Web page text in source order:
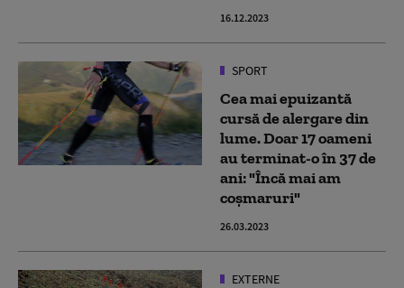
16.12.2023
SPORT
Cea mai epuizantă
cursă de alergare din
lume. Doar 17 oameni
au terminat-o în 37 de
ani: "Încă mai am
coșmaruri"
26.03.2023
EXTERNE